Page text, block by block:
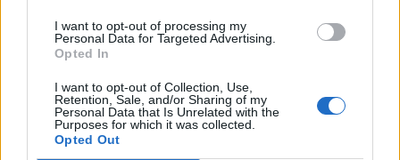
I want to opt-out of processing my
Personal Data for Targeted Advertising.
Opted In
I want to opt-out of Collection, Use,
Retention, Sale, and/or Sharing of my
Personal Data that Is Unrelated with the
Purposes for which it was collected.
Opted Out
Alpha Bank: Για πρώτη φορά το Αρχαίο Θέατρο Επιδαύρου άνοιξε τις
πύλες του σε όλους